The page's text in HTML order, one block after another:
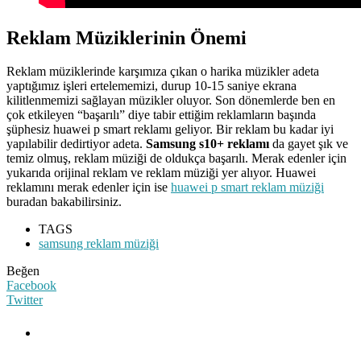
Reklam Müziklerinin Önemi
Reklam müziklerinde karşımıza çıkan o harika müzikler adeta
yaptığımız işleri ertelememizi, durup 10-15 saniye ekrana
kilitlenmemizi sağlayan müzikler oluyor. Son dönemlerde ben en
çok etkileyen “başarılı” diye tabir ettiğim reklamların başında
şüphesiz huawei p smart reklamı geliyor. Bir reklam bu kadar iyi
yapılabilir dedirtiyor adeta. Samsung s10+ reklamıda gayet şık ve
temiz olmuş, reklam müziği de oldukça başarılı. Merak edenler için
yukarıda orijinal reklam ve reklam müziği yer alıyor. Huawei
reklamını merak edenler için ise huawei p smart reklam müziği
buradan bakabilirsiniz.
TAGS
samsung reklam müziği
Beğen
Facebook
Twitter